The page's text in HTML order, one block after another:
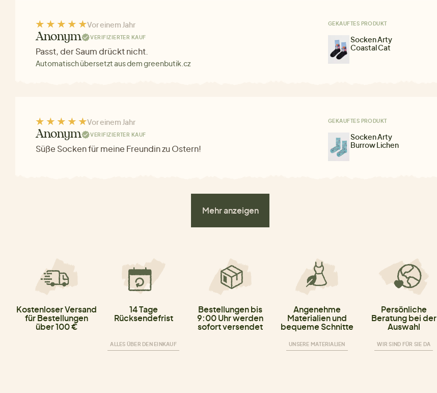
Vor einem Jahr
Anonym VERIFIZIERTER KAUF
Passt, der Saum drückt nicht.
Automatisch übersetzt aus dem greenbutik.cz
GEKAUFTES PRODUKT
Socken Arty
Coastal Cat
Vor einem Jahr
Anonym VERIFIZIERTER KAUF
Süße Socken für meine Freundin zu Ostern!
GEKAUFTES PRODUKT
Socken Arty
Burrow Lichen
Mehr anzeigen
Kostenloser Versand
für Bestellungen
über 100 €
14 Tage
Rücksendefrist
ALLES ÜBER DEN EINKAUF
Bestellungen bis
9:00 Uhr werden
sofort versendet
Angenehme
Materialien und
bequeme Schnitte
UNSERE MATERIALIEN
Persönliche
Beratung bei der
Auswahl
WIR SIND FÜR SIE DA